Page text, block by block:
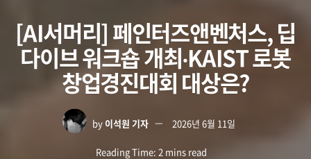
[AI서머리] 페인터즈앤벤처스, 딥
다이브 워크숍 개최‧KAIST 로봇
창업경진대회 대상은?
by 이석원 기자 2026년 6월 11일
Reading Time: 2 mins read